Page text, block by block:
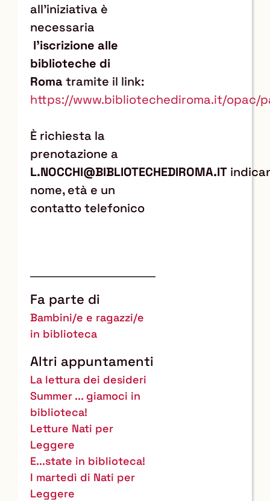
all'iniziativa è
necessaria
l'iscrizione alle
biblioteche di
Romatramite il link:
https://www.bibliotechediroma.it/opac/
È richiesta la
prenotazione a
L.NOCCHI@BIBLIOTECHEDIROMA.IT
nome, età e un
contatto telefonico
Fa parte di
Bambini/e e ragazzi/e
in biblioteca
Altri appuntamenti
La lettura dei desideri
Summer ... giamoci in
biblioteca!
Letture Nati per
Leggere
E...state in biblioteca!
I martedì di Nati per
Leggere